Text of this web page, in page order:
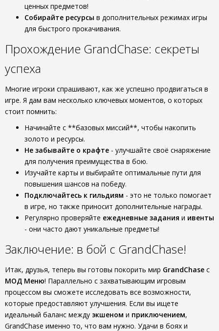
ценных предметов!
Собирайте ресурсы в дополнительных режимах игры
для быстрого прокачивания.
Прохождение GrandChase: секреты
успеха
Многие игроки спрашивают, как же успешно продвигаться в
игре. Я дам вам несколько ключевых моментов, о которых
стоит помнить:
Начинайте с **базовых миссий**, чтобы накопить
золото и ресурсы.
Не забывайте о крафте - улучшайте своё снаряжение
для получения преимущества в бою.
Изучайте карты и выбирайте оптимальные пути для
повышения шансов на победу.
Подключайтесь к гильдиям - это не только помогает
в игре, но также приносит дополнительные награды.
Регулярно проверяйте ежедневные задания и ивенты
- они часто дают уникальные предметы!
Заключение: в бой с GrandChase!
Итак, друзья, теперь вы готовы покорить мир GrandChase с
МОД Меню! Параллельно с захватывающим игровым
процессом вы сможете исследовать все возможности,
которые предоставляют улучшения. Если вы ищете
идеальный баланс между экшеном и приключением,
GrandChase именно то, что вам нужно. Удачи в боях и